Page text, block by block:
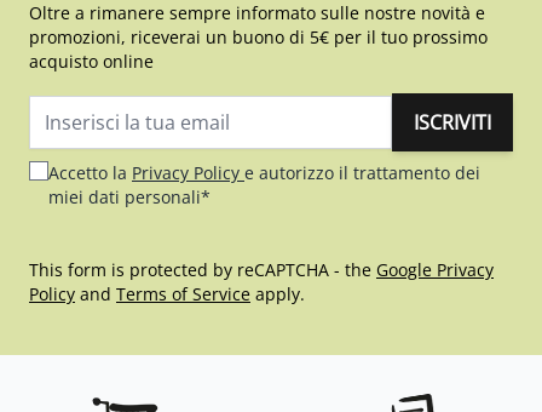
Oltre a rimanere sempre informato sulle nostre novità e
promozioni, riceverai un buono di 5€ per il tuo prossimo
acquisto online
ISCRIVITI
Accetto la Privacy Policy e autorizzo il trattamento dei
miei dati personali*
This form is protected by reCAPTCHA - the Google Privacy
Policy and Terms of Service apply.